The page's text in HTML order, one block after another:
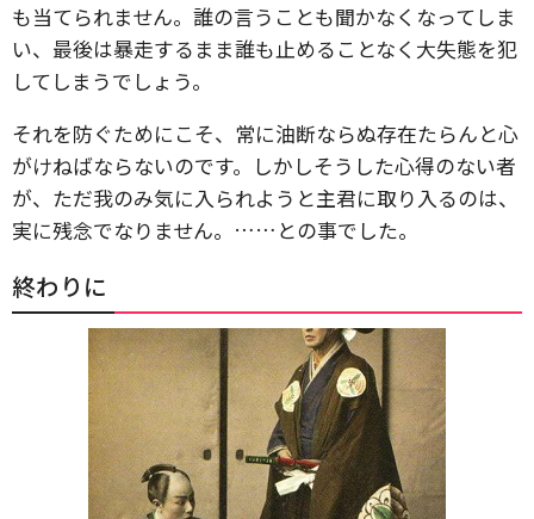
も当てられません。誰の言うことも聞かなくなってしま
い、最後は暴走するまま誰も止めることなく大失態を犯
してしまうでしょう。
それを防ぐためにこそ、常に油断ならぬ存在たらんと心
がけねばならないのです。しかしそうした心得のない者
が、ただ我のみ気に入られようと主君に取り入るのは、
実に残念でなりません。……との事でした。
終わりに